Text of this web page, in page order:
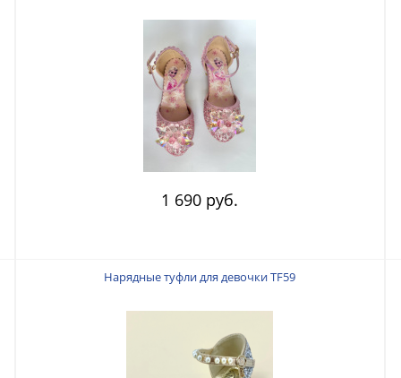
1 690 руб.
Нарядные туфли для девочки TF59